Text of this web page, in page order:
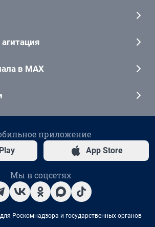
в MAX
приложение
App Store
Мы в соцсетях
Роскомнадзора и государственных органов